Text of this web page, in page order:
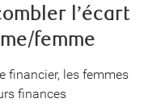
l’écart
femme
financier, les femmes
finances